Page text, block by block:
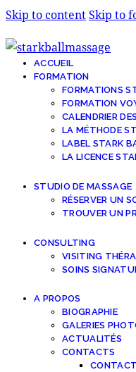
Skip to contentSkip to
ACCUEIL
FORMATION
FORMATIONS
FORMATION
CALENDRIER
LA MÉTHODE
LABEL STARK
LA LICENCE
STUDIO DE MASSAGE
RÉSERVER UN
TROUVER UN
CONSULTING
VISITING
SOINS
A PROPOS
BIOGRAPHIE
GALERIES
ACTUALITÉS
CONTACTS
CONTACT